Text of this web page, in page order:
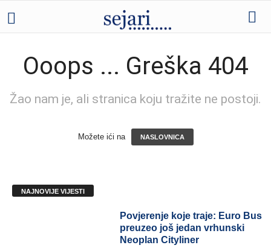
Ooops ... Greška 404
Žao nam je, ali stranica koju tražite ne postoji.
Možete ići na NASLOVNICA
NAJNOVIJE VIJESTI
Povjerenje koje traje: Euro
Bus preuzeo još jedan
vrhunski Neoplan Cityliner